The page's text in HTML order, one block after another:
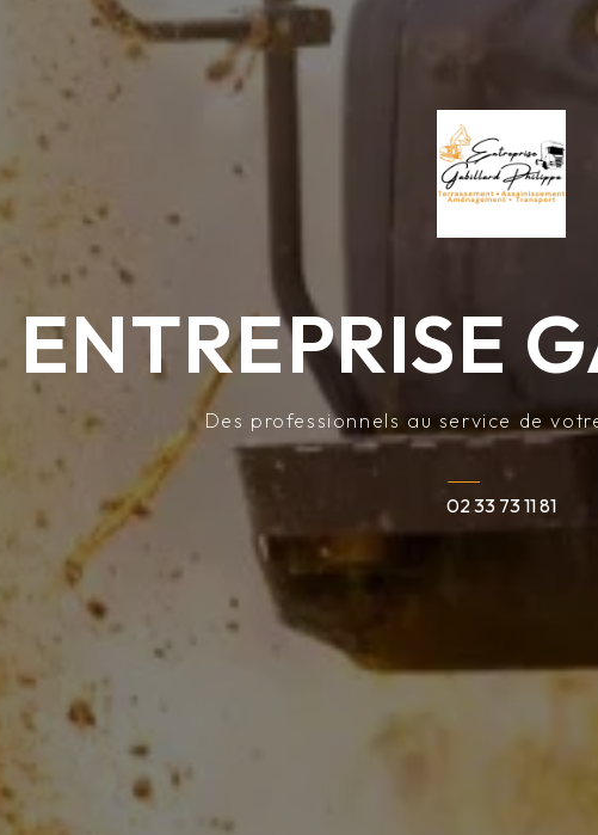
ENTREPRISE
Des professionnels au service de
02 33 73 11 81